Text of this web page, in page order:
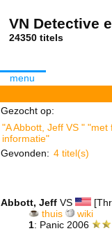
VN Detective
24350
menu
Gezocht op:
"A Abbott, Jeff VS "
informatie"
Gevonden: 4 titel(s)
Abbott, Jeff VS
thuis
wiki
1: Panic 2006